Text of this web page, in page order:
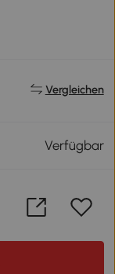
Vergleichen
Verfügbar